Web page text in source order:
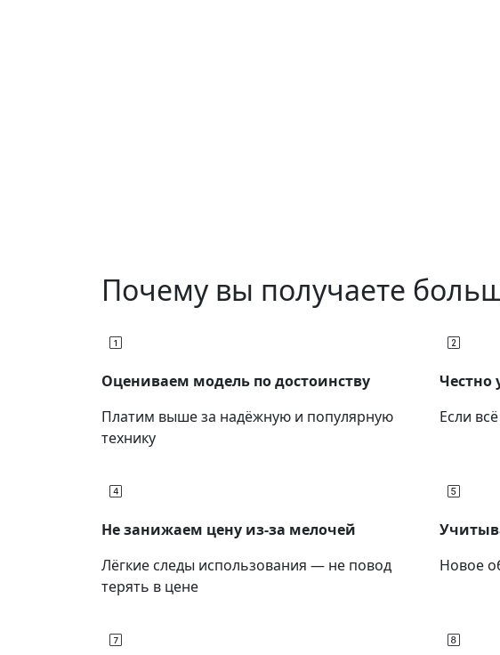
Почему вы получаете
Оцениваем модель по достоинству
Платим выше за надёжную и популярную
технику
Честно
Если
Не занижаем цену из-за мелочей
Лёгкие следы использования — не повод
терять в цене
Новое